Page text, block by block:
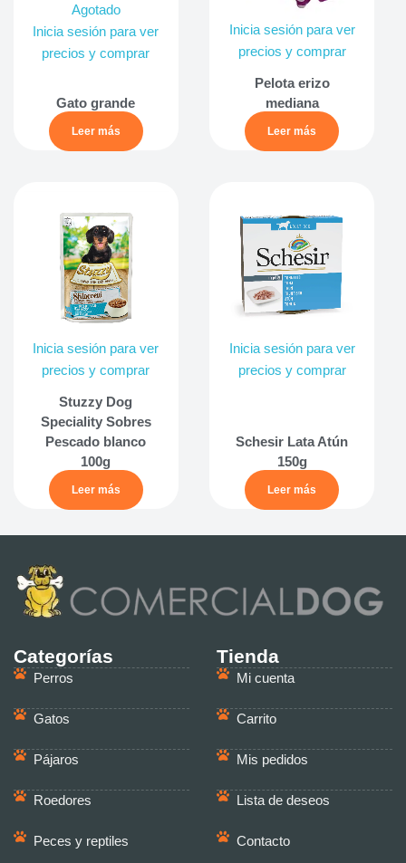
Agotado
Inicia sesión para ver
precios y comprar
Gato grande
Leer más
Inicia sesión para ver
precios y comprar
Pelota erizo
mediana
Leer más
Inicia sesión para ver
precios y comprar
Stuzzy Dog
Speciality Sobres
Pescado blanco
100g
Leer más
Inicia sesión para ver
precios y comprar
Schesir Lata Atún
150g
Leer más
Categorías
Perros
Gatos
Pájaros
Roedores
Peces y reptiles
Tienda
Mi cuenta
Carrito
Mis pedidos
Lista de deseos
Contacto